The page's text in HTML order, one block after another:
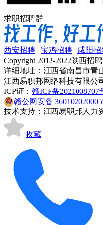
求职招聘群
西安招聘 | 宝鸡招聘 | 咸阳招
Copyright 2012-2022陕西招
详细地址：江西省南昌市青
江西易职邦网络科技有限公
ICP证： 赣ICP备2021008707
赣公网安备
技术支持：江西易职邦人力
收藏